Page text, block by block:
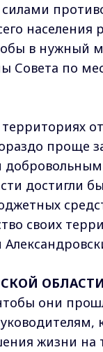
силами
населения
в нужный
Совета по
территориях
проще
достигли
своих
они
жизни на